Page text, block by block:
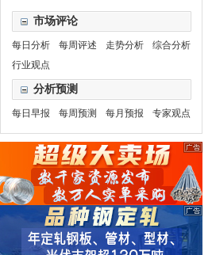
市场评论
每日分析 每周评述 走势分析
综合分析
行业观点
分析预测
每日早报 每周预测 每月预报 专家观点